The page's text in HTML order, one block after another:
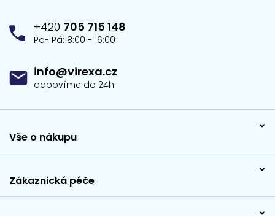
+420 705 715 148
Po- Pá: 8:00 - 16:00
info@virexa.cz
odpovíme do 24h
Vše o nákupu
Zákaznická péče